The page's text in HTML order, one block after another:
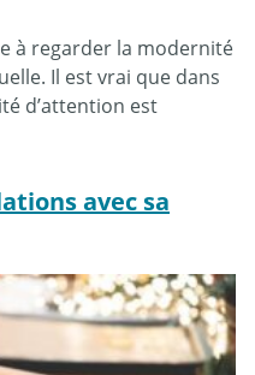
à regarder la modernité
Il est vrai que dans
d’attention est
avec sa